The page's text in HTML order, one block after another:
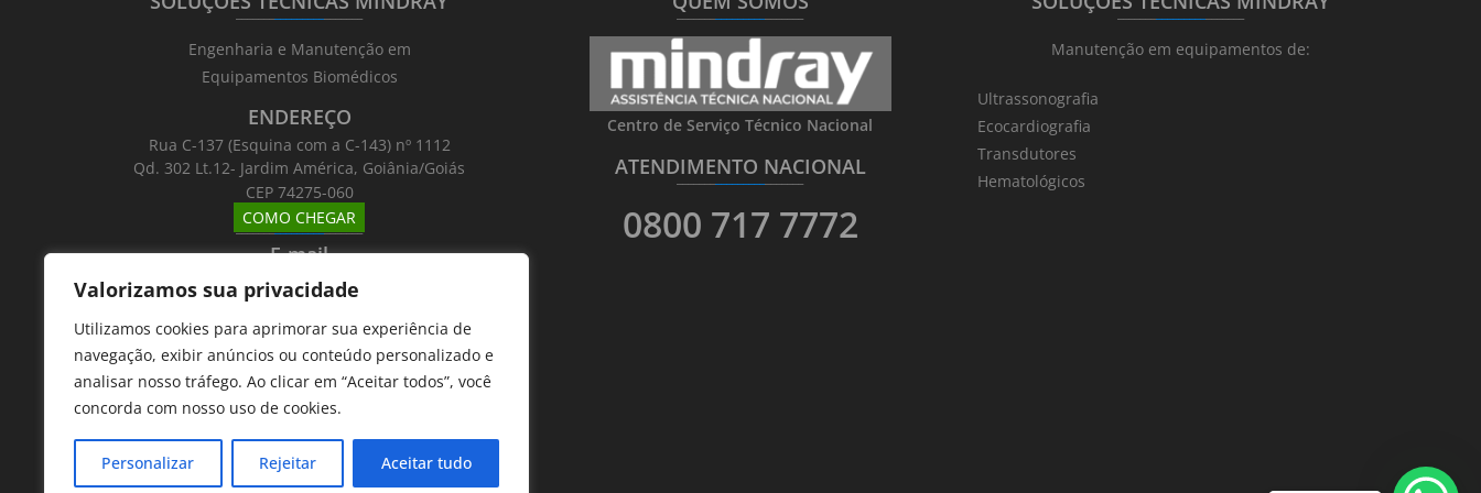
Valorizamos sua privacidade
Utilizamos cookies para aprimorar sua experiência de
navegação, exibir anúncios ou conteúdo personalizado e
analisar nosso tráfego. Ao clicar em “Aceitar todos”, você
concorda com nosso uso de cookies.
Personalizar Rejeitar Aceitar tudo
_______________________
Engenharia e Manutenção em
Equipamentos Biomédicos
ENDEREÇO
Rua C-137 (Esquina com a C-143) nº 1112
Qd. 302 Lt.12- Jardim América, Goiânia/Goiás
CEP 74275-060
COMO CHEGAR
_______________________
E-mail
Email: atntecnologiabrasil@gmail.com
Telefones
_______ ________________
62 9 8610 7777
11 9 7533 5757
_______________________
Centro de Serviço Técnico Nacional
ATENDIMENTO NACIONAL
_______________________
0800 717 7772
_______________________
Manutenção em equipamentos de:
Ultrassonografia
Ecocardiografia
Transdutores
Hematológicos